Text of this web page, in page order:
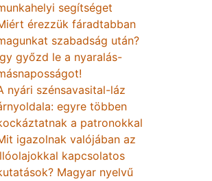
segítséget
érezzük fáradtabban
szabadság után?
győzd le a nyaralás-
nyári szénsavasital-láz
egyre többen
a patronokkal
igazolnak valójában az
kapcsolatos
Magyar nyelvű